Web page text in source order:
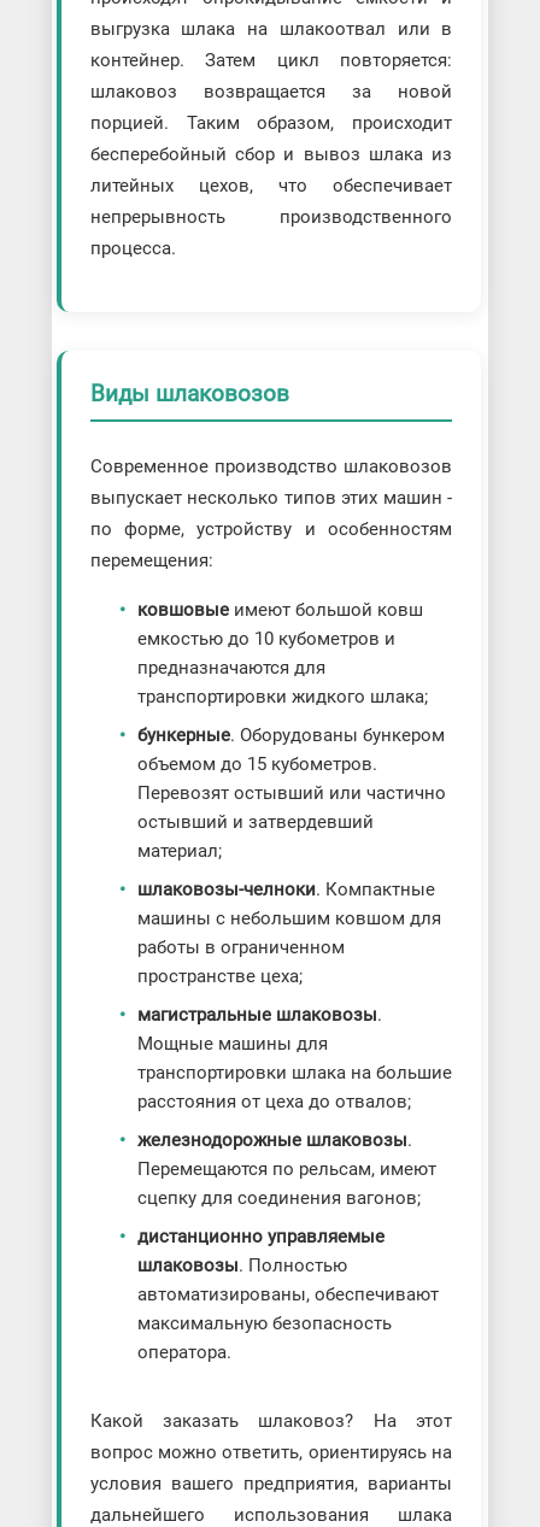
выгрузка шлака на шлакоотвал или в
контейнер. Затем цикл повторяется:
шлаковоз возвращается за новой
порцией. Таким образом, происходит
бесперебойный сбор и вывоз шлака из
литейных цехов, что обеспечивает
непрерывность производственного
процесса.
Виды шлаковозов
Современное производство шлаковозов
выпускает несколько типов этих машин -
по форме, устройству и особенностям
перемещения:
ковшовыеимеют большой ковш
емкостью до 10 кубометров и
предназначаются для
транспортировки жидкого шлака;
бункерные. Оборудованы бункером
объемом до 15 кубометров.
Перевозят остывший или частично
остывший и затвердевший
материал;
шлаковозы-челноки. Компактные
машины с небольшим ковшом для
работы в ограниченном
пространстве цеха;
магистральные шлаковозы.
Мощные машины для
транспортировки шлака на большие
расстояния от цеха до отвалов;
железнодорожные шлаковозы.
Перемещаются по рельсам, имеют
сцепку для соединения вагонов;
дистанционно управляемые
шлаковозы. Полностью
автоматизированы, обеспечивают
максимальную безопасность
оператора.
Какой заказать шлаковоз? На этот
вопрос можно ответить, ориентируясь на
условия вашего предприятия, варианты
дальнейшего использования шлака